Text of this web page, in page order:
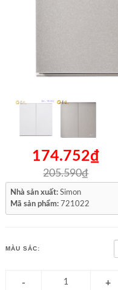
174.752₫
205.590₫
Nhà sản xuất: Simon
Mã sản phẩm: 721022
MÀU SẮC: